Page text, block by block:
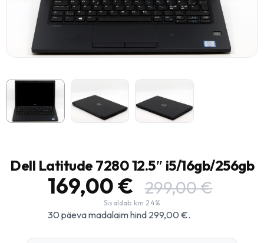
Dell Latitude 7280 12.5″ i5/16gb/256gb
299,00€
169,00€
30 päeva madalaim hind 299,00 €.